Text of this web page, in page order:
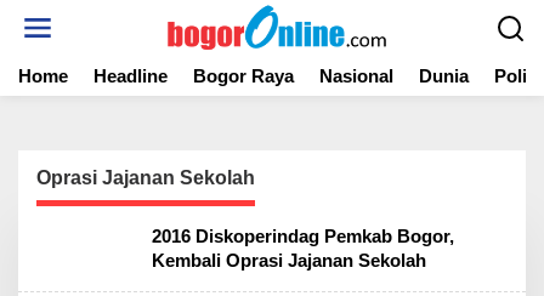
t
Home Headline Bogor Raya Nasional Dunia
Oprasi Jajanan Sekolah
2016 Diskoperindag Pemkab Bogor,
Kembali Oprasi Jajanan Sekolah